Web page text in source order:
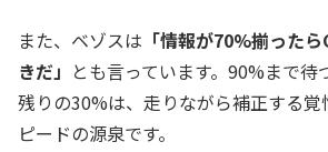
また、ベゾスは 「情報が70%揃った
きだ」 とも言っています。90%まで待
残りの30%は、走りながら補正する覚
ピードの源泉です。